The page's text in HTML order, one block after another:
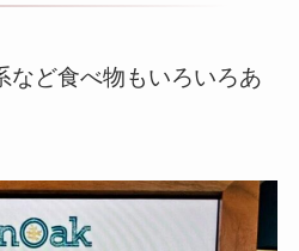
など食べ物もいろいろあ